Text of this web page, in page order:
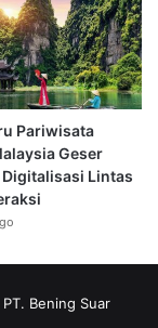
Pariwisata
Geser
Lintas
Bening Suar